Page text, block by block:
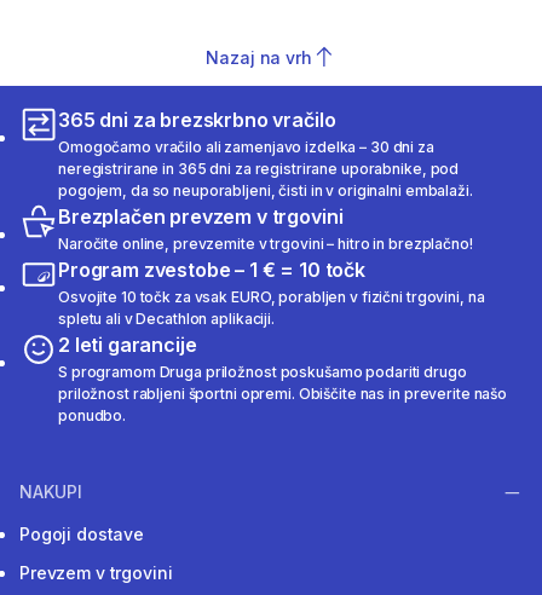
Nazaj na vrh
365 dni za brezskrbno vračilo
Omogočamo vračilo ali zamenjavo izdelka – 30 dni za
neregistrirane in 365 dni za registrirane uporabnike, pod
pogojem, da so neuporabljeni, čisti in v originalni embalaži.
Brezplačen prevzem v trgovini
Naročite online, prevzemite v trgovini – hitro in brezplačno!
Program zvestobe – 1 € = 10 točk
Osvojite 10 točk za vsak EURO, porabljen v fizični trgovini, na
spletu ali v Decathlon aplikaciji.
2 leti garancije
S programom Druga priložnost poskušamo podariti drugo
priložnost rabljeni športni opremi. Obiščite nas in preverite našo
ponudbo.
NAKUPI
Pogoji dostave
Prevzem v trgovini